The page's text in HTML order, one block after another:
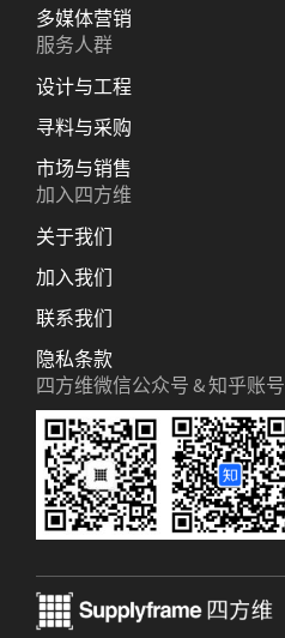
多媒体营销
服务人群
设计与工程
寻料与采购
市场与销售
加入四方维
关于我们
加入我们
联系我们
隐私条款
四方维微信公众号 & 知乎账号